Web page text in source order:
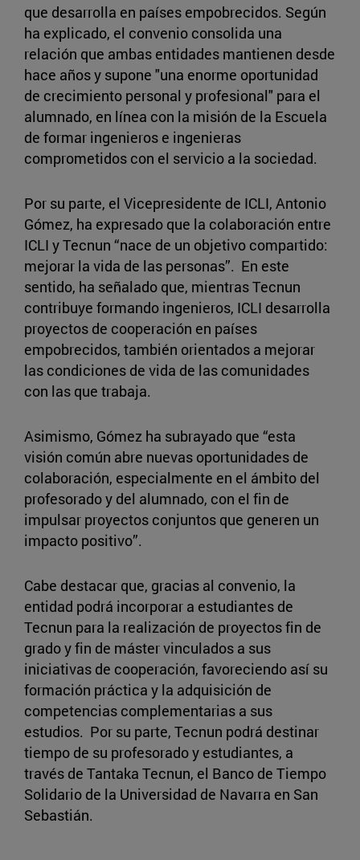
que desarrolla en países empobrecidos. Según
ha explicado, el convenio consolida una
relación que ambas entidades mantienen desde
hace años y supone "una enorme oportunidad
de crecimiento personal y profesional" para el
alumnado, en línea con la misión de la Escuela
de formar ingenieros e ingenieras
comprometidos con el servicio a la sociedad.
Por su parte, el Vicepresidente de ICLI, Antonio
Gómez, ha expresado que la colaboración entre
ICLI y Tecnun “nace de un objetivo compartido:
mejorar la vida de las personas”. En este
sentido, ha señalado que, mientras Tecnun
contribuye formando ingenieros, ICLI desarrolla
proyectos de cooperación en países
empobrecidos, también orientados a mejorar
las condiciones de vida de las comunidades
con las que trabaja.
Asimismo, Gómez ha subrayado que “esta
visión común abre nuevas oportunidades de
colaboración, especialmente en el ámbito del
profesorado y del alumnado, con el fin de
impulsar proyectos conjuntos que generen un
impacto positivo”.
Cabe destacar que, gracias al convenio, la
entidad podrá incorporar a estudiantes de
Tecnun para la realización de proyectos fin de
grado y fin de máster vinculados a sus
iniciativas de cooperación, favoreciendo así su
formación práctica y la adquisición de
competencias complementarias a sus
estudios. Por su parte, Tecnun podrá destinar
tiempo de su profesorado y estudiantes, a
través de Tantaka Tecnun, el Banco de Tiempo
Solidario de la Universidad de Navarra en San
Sebastián.